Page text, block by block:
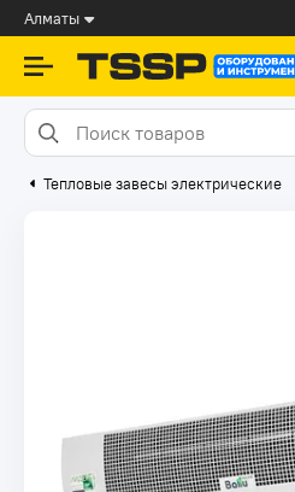
Алматы
Тепловые завесы электрические